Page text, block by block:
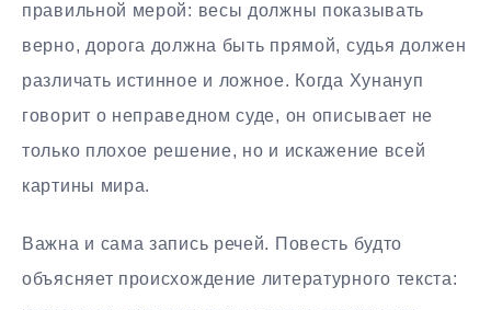
правильной мерой: весы должны показывать
верно, дорога должна быть прямой, судья должен
различать истинное и ложное. Когда Хунануп
говорит о неправедном суде, он описывает не
только плохое решение, но и искажение всей
картины мира.
Важна и сама запись речей. Повесть будто
объясняет происхождение литературного текста: